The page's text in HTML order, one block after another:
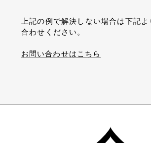
上記の例で解決しない場合は下記よ
合わせください。
お問い合わせはこちら